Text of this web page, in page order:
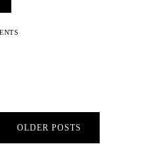
OLDER POSTS